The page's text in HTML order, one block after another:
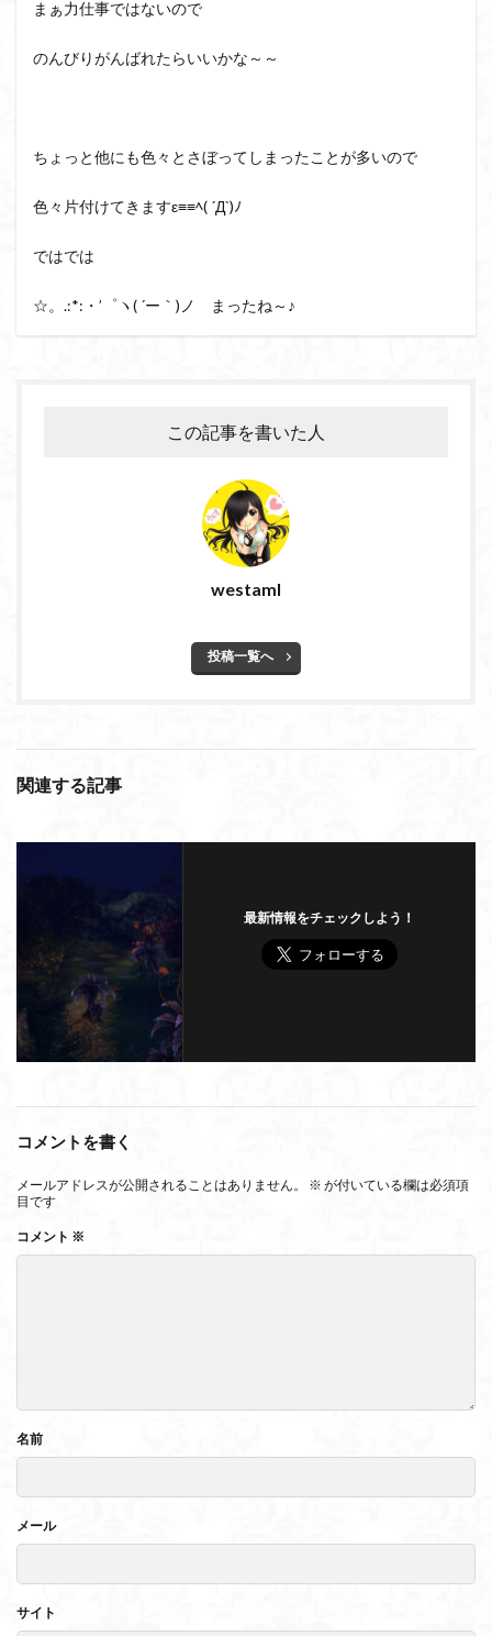
まぁ力仕事ではないので
のんびりがんばれたらいいかな～～
ちょっと他にも色々とさぼってしまったことが多いので
色々片付けてきますε≡≡ﾍ( ´Д`)ﾉ
ではでは
☆。.:*:・’゜ヽ( ´ー｀)ノ まったね～♪
この記事を書いた人
westaml
投稿一覧へ
関連する記事
最新情報をチェックしよう！
コメントを書く
メールアドレスが公開されることはありません。 ※ が付いている欄は必須項
目です
コメント ※
名前
メール
サイト